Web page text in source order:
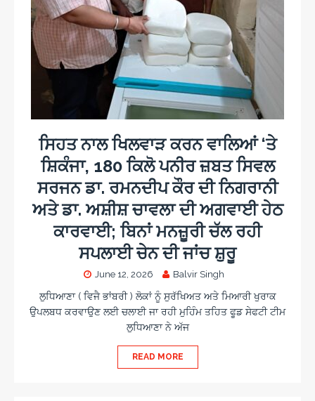
ਸਿਹਤ ਨਾਲ ਖਿਲਵਾੜ ਕਰਨ ਵਾਲਿਆਂ ‘ਤੇ
ਸ਼ਿਕੰਜਾ, 180 ਕਿਲੋ ਪਨੀਰ ਜ਼ਬਤ ਸਿਵਲ
ਸਰਜਨ ਡਾ. ਰਮਨਦੀਪ ਕੌਰ ਦੀ ਨਿਗਰਾਨੀ
ਅਤੇ ਡਾ. ਅਸ਼ੀਸ਼ ਚਾਵਲਾ ਦੀ ਅਗਵਾਈ ਹੇਠ
ਕਾਰਵਾਈ; ਬਿਨਾਂ ਮਨਜ਼ੂਰੀ ਚੱਲ ਰਹੀ
ਸਪਲਾਈ ਚੇਨ ਦੀ ਜਾਂਚ ਸ਼ੁਰੂ
June 12, 2026 Balvir Singh
ਲੁਧਿਆਣਾ ( ਵਿਜੈ ਭਾਂਬਰੀ ) ਲੋਕਾਂ ਨੂੰ ਸੁਰੱਖਿਅਤ ਅਤੇ ਮਿਆਰੀ ਖੁਰਾਕ
ਉਪਲਬਧ ਕਰਵਾਉਣ ਲਈ ਚਲਾਈ ਜਾ ਰਹੀ ਮੁਹਿੰਮ ਤਹਿਤ ਫੂਡ ਸੇਫਟੀ ਟੀਮ
ਲੁਧਿਆਣਾ ਨੇ ਅੱਜ
READ MORE